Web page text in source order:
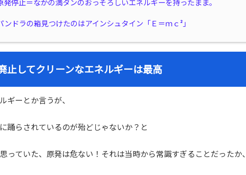
発停止＝なかの満タンのおっそろしいエネルギーを持ったまま。
ンドラの箱見つけたのはアインシュタイン「Ｅ＝ｍｃ²」
止してクリーンなエネルギーは最高
ギーとか言うが、
踊らされているのが殆どじゃないか？と
っていた、原発は危ない！それは当時から常識すぎることだったか、